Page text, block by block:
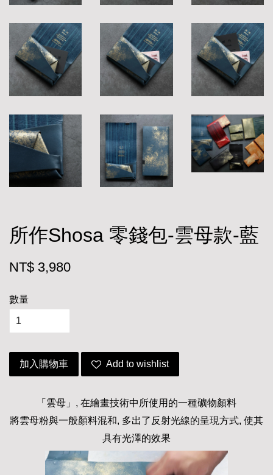
所作Shosa 零錢包-雲母款-藍
NT$ 3,980
數量
加入購物車 Add to wishlist
「雲母」, 在繪畫技術中所使用的一種礦物顏料
將雲母粉與一般顏料混和, 多出了反射光線的呈現方式, 使其
具有光澤的效果